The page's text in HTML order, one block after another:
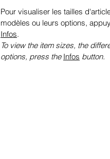
Pour visualiser les tailles
modèles ou leurs options,
Infos.
To view the item sizes, the
options, press the Infos button.